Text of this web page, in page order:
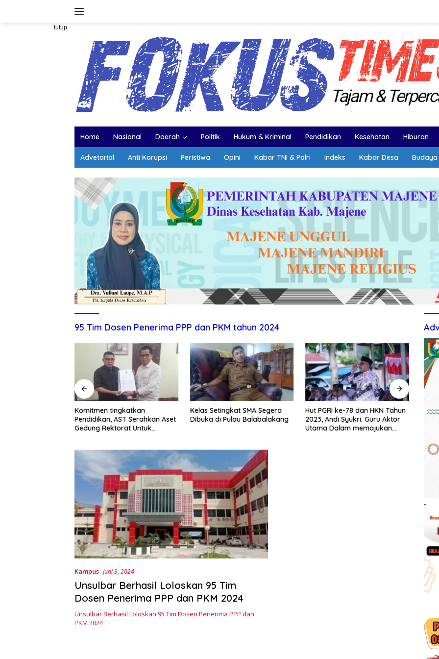
tutup
Home Nasional Daerah Politik Hukum & Kriminal Pendidikan Kesehatan Hiburan
Advetorial Anti Korupsi Peristiwa Opini Kabar TNI & Polri Indeks Kabar Desa Budaya
95 Tim Dosen Penerima PPP dan PKM tahun 2024
Komitmen tingkatkan
Pendidikan, AST Serahkan Aset
Gedung Rektorat Untuk
Kelas Setingkat SMA Segera
Dibuka di Pulau Balabalakang
Hut PGRI ke-78 dan HKN Tahun
2023, Andi Syukri: Guru Aktor
Utama Dalam memajukan
Kampus Juni 3, 2024
Unsulbar Berhasil Loloskan 95 Tim
Dosen Penerima PPP dan PKM 2024
Unsulbar Berhasil Loloskan 95 Tim Dosen Penerima PPP dan
PKM 2024
-